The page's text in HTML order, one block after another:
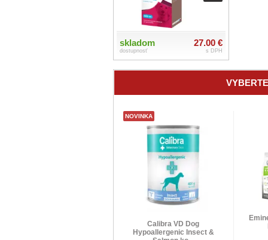
skladom
dostupnosť
27.00 €
s DPH
NOVINKA
Calibra VD Dog
Hypoallergenic Insect &